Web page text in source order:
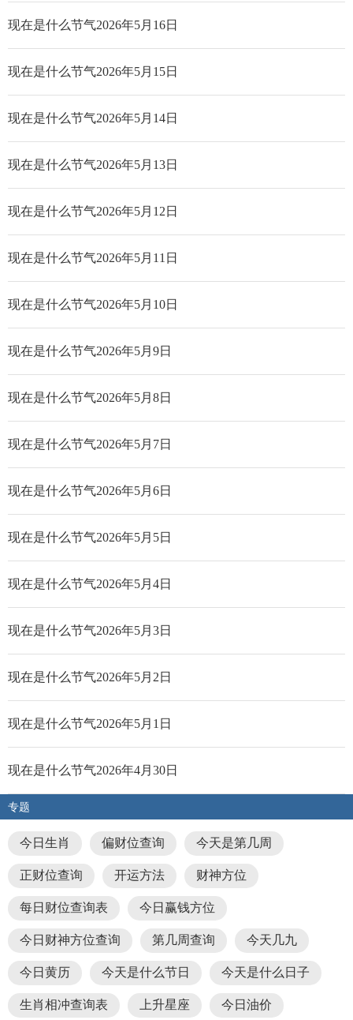
现在是什么节气2026年5月16日
现在是什么节气2026年5月15日
现在是什么节气2026年5月14日
现在是什么节气2026年5月13日
现在是什么节气2026年5月12日
现在是什么节气2026年5月11日
现在是什么节气2026年5月10日
现在是什么节气2026年5月9日
现在是什么节气2026年5月8日
现在是什么节气2026年5月7日
现在是什么节气2026年5月6日
现在是什么节气2026年5月5日
现在是什么节气2026年5月4日
现在是什么节气2026年5月3日
现在是什么节气2026年5月2日
现在是什么节气2026年5月1日
现在是什么节气2026年4月30日
专题
今日生肖 偏财位查询 今天是第几周
正财位查询 开运方法 财神方位
每日财位查询表 今日赢钱方位
今日财神方位查询 第几周查询 今天几九
今日黄历 今天是什么节日 今天是什么日子
生肖相冲查询表 上升星座 今日油价